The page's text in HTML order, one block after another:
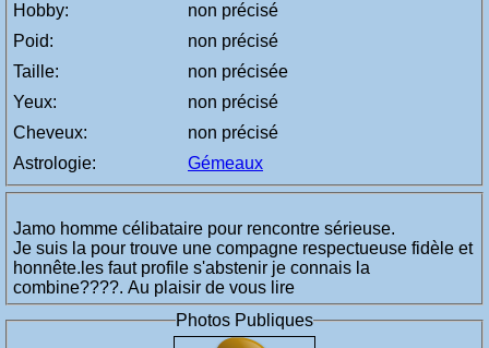
Hobby:
non précisé
Poid:
non précisé
Taille:
non précisée
Yeux:
non précisé
Cheveux:
non précisé
Astrologie:
Gémeaux
Jamo homme célibataire pour rencontre sérieuse.
Je suis la pour trouve une compagne respectueuse fidèle et
honnête.les faut profile s'abstenir je connais la
combine????. Au plaisir de vous lire
Photos Publiques